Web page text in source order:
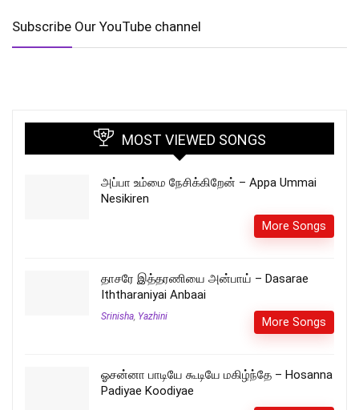
Subscribe Our YouTube channel
MOST VIEWED SONGS
அப்பா உம்மை நேசிக்கிறேன் – Appa Ummai
Nesikiren
More Songs
தாசரே இத்தரணியை அன்பாய் – Dasarae
Iththaraniyai Anbaai
Srinisha Yazhini More Songs
ஓசன்னா பாடியே கூடியே மகிழ்ந்தே – Hosanna
Padiyae Koodiyae